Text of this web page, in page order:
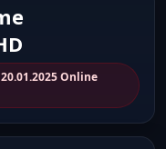
Online